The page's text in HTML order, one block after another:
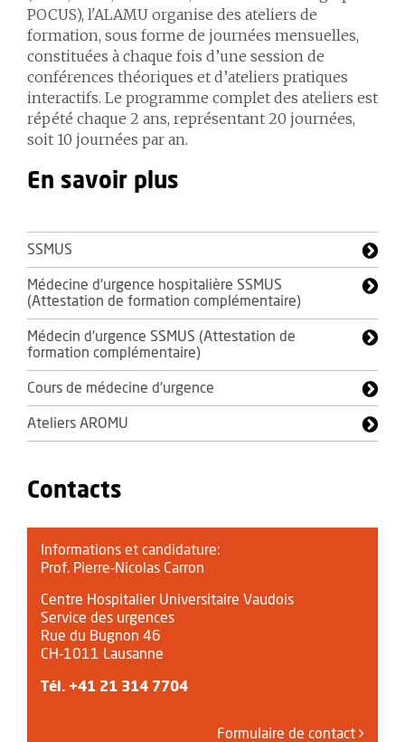
POCUS), l'ALAMU organise des ateliers de
formation, sous forme de journées mensuelles,
constituées à chaque fois d’une session de
conférences théoriques et d’ateliers pratiques
interactifs. Le programme complet des ateliers est
répété chaque 2 ans, représentant 20 journées,
soit 10 journées par an.
En savoir plus
SSMUS
Médecine d'urgence hospitalière SSMUS
(Attestation de formation complémentaire)
Médecin d'urgence SSMUS (Attestation de
formation complémentaire)
Cours de médecine d'urgence
Ateliers AROMU
Contacts
Informations et candidature:
Prof. Pierre-Nicolas Carron
Centre Hospitalier Universitaire Vaudois
Service des urgences
Rue du Bugnon 46
CH-1011 Lausanne
Tél. +41 21 314 7704
Formulaire de contact